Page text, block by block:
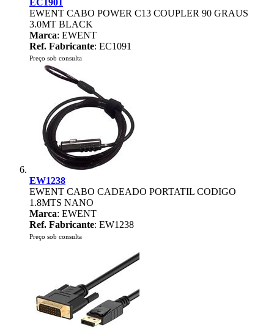
EC1901
EWENT CABO POWER C13 COUPLER 90 GRAUS
3.0MT BLACK
Marca: EWENT
Ref. Fabricante: EC1091
Preço sob consulta
EW1238
EWENT CABO CADEADO PORTATIL CODIGO
1.8MTS NANO
Marca: EWENT
Ref. Fabricante: EW1238
Preço sob consulta